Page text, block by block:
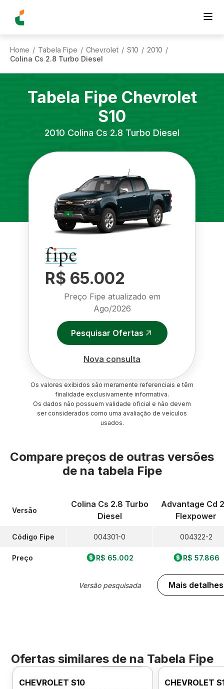
Home / Tabela Fipe / Chevrolet / S10 / 2010 /
Colina Cs 2.8 Turbo Diesel
Tabela Fipe Chevrolet
S10
2010 Colina Cs 2.8 Turbo Diesel
R$ 65.002
Preço Fipe atualizado em
Ago/2026
Pesquisar Ofertas
Nova consulta
Os valores exibidos são meramente referenciais e têm
finalidade exclusivamente informativa.
Os dados não possuem validade oficial e não devem
ser considerados como uma avaliação de veículos
usados.
Compare preços de outras versões
de na tabela Fipe
Versão
Código Fipe
Preço
Colina Cs 2.8 Turbo
Diesel
004301-0
R$ 65.002
Versão pesquisada
Advantage Cd
Flexpower
004322-2
R$ 57.866
Mais detalhes
Ofertas similares de na Tabela Fipe
Foto 360º
CHEVROLET S10 CHEVROLET